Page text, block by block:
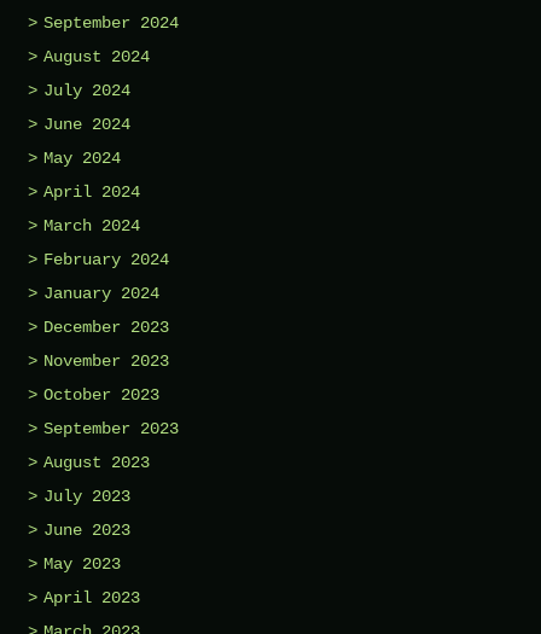
September 2024
August 2024
July 2024
June 2024
May 2024
April 2024
March 2024
February 2024
January 2024
December 2023
November 2023
October 2023
September 2023
August 2023
July 2023
June 2023
May 2023
April 2023